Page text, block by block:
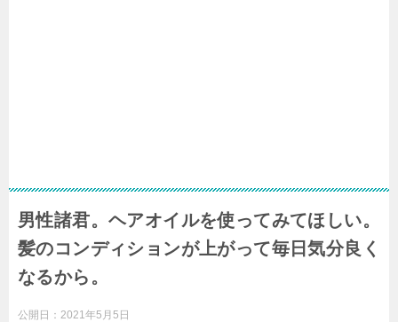
男性諸君。ヘアオイルを使ってみてほしい。
髪のコンディションが上がって毎日気分良く
なるから。
公開日： 2021年5月5日